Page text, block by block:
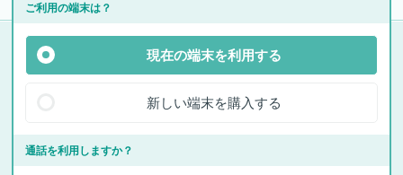
ご利用の端末は？
現在の端末を利用する
新しい端末を購入する
通話を利用しますか？